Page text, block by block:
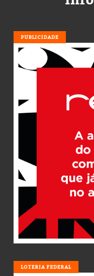
PUBLICIDADE
LOTERIA
LOTERIA FEDERAL